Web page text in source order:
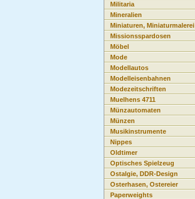
Militaria
Mineralien
Miniaturen, Miniaturmalerei
Missionsspardosen
Möbel
Mode
Modellautos
Modelleisenbahnen
Modezeitschriften
Muelhens 4711
Münzautomaten
Münzen
Musikinstrumente
Nippes
Oldtimer
Optisches Spielzeug
Ostalgie, DDR-Design
Osterhasen, Ostereier
Paperweights